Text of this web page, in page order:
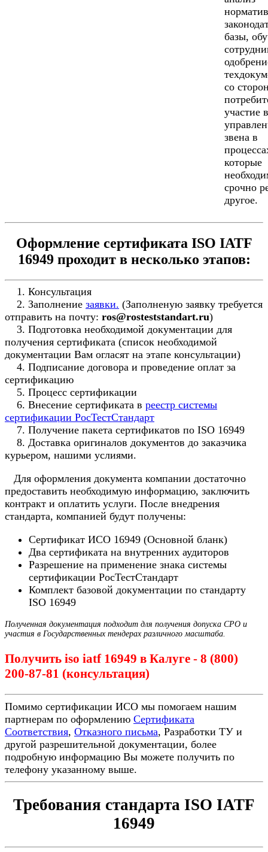
базы,
со
участие
звена в
которые
срочно
другое.
Оформление сертификата ISO IATF
16949 проходит в несколько этапов:
1. Консультация
2. Заполнение заявки. (Заполненую заявку требуется
отправить на почту: ros@rosteststandart.ru)
3. Подготовка необходимой документации для
получения сертификата (список необходимой
документации Вам огласят на этапе консультации)
4. Подписание договора и проведение оплат за
сертификацию
5. Процесс сертификации
6. Внесение сертификата в реестр системы
сертификации РосТестСтандарт
7. Получение пакета сертификатов по ISO 16949
8. Доставка оригиналов документов до заказчика
курьером, нашими услиями.
Для оформления документа компании достаточно
предоставить необходимую информацию, заключить
контракт и оплатить услуги. После внедрения
стандарта, компанией будут получены:
Сертификат ИСО 16949 (Основной бланк)
Два сертификата на внутренних аудиторов
Разрешение на применение знака системы
сертификации РосТестСтандарт
Комплект базовой документации по стандарту
ISO 16949
Полученная документация подходит для получения допуска СРО и
участия в Государственных тендерах различного масштаба.
Получить iso iatf 16949 в Калуге - 8 (800)
200-87-81 (консультация)
Помимо сертификации ИСО мы помогаем нашим
партнерам по оформлению Сертификата
Соответствия, Отказного письма, Разработки ТУ и
другой разрешительной документации, более
подробную информацию Вы можете получить по
телефону указанному выше.
Требования стандарта ISO IATF
16949